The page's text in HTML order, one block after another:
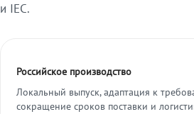
и IEC.
Российское производство
Локальный выпуск, адаптация к
сокращение сроков поставки и